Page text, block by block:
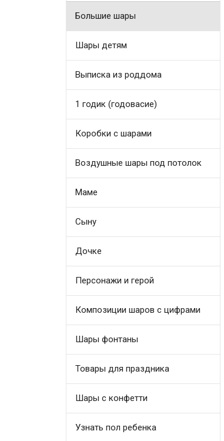
Большие шары
Шары детям
Выписка из роддома
1 годик (годовасие)
Коробки с шарами
Воздушные шары под потолок
Маме
Сыну
Дочке
Персонажи и герой
Композиции шаров с цифрами
Шары фонтаны
Товары для праздника
Шары с конфетти
Узнать пол ребенка